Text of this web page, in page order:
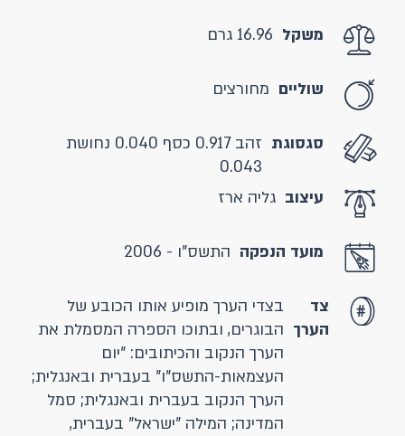
משקל 16.96 גרם
שוליים מחורצים
סגסוגת
זהב 0.917 כסף 0.040 נחושת
0.043
עיצוב גליה ארז
מועד הנפקה התשס"ו - 2006
צד
הערך
בצדי הערך מופיע אותו הכובע של
הבוגרים, ובתוכו הספרה המסמלת את
הערך הנקוב והכיתובים: "יום
העצמאות-התשס"ו" בעברית ובאנגלית;
הערך הנקוב בעברית ובאנגלית; סמל
המדינה; המילה "ישראל" בעברית,